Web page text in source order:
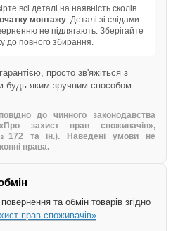
всі деталі на наявність сколів
монтажу. Деталі зі слідами
не підлягають. Зберігайте
до повного збирання.
просто зв'яжіться з
яким зручним способом.
до чинного законодавства
захист прав споживачів»,
та ін.). Наведені умови не
права.
та обмін товарів згідно
прав споживачів».